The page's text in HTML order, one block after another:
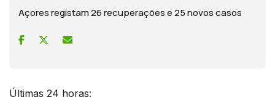
Açores registam 26 recuperações e 25 novos casos
Últimas 24 horas: